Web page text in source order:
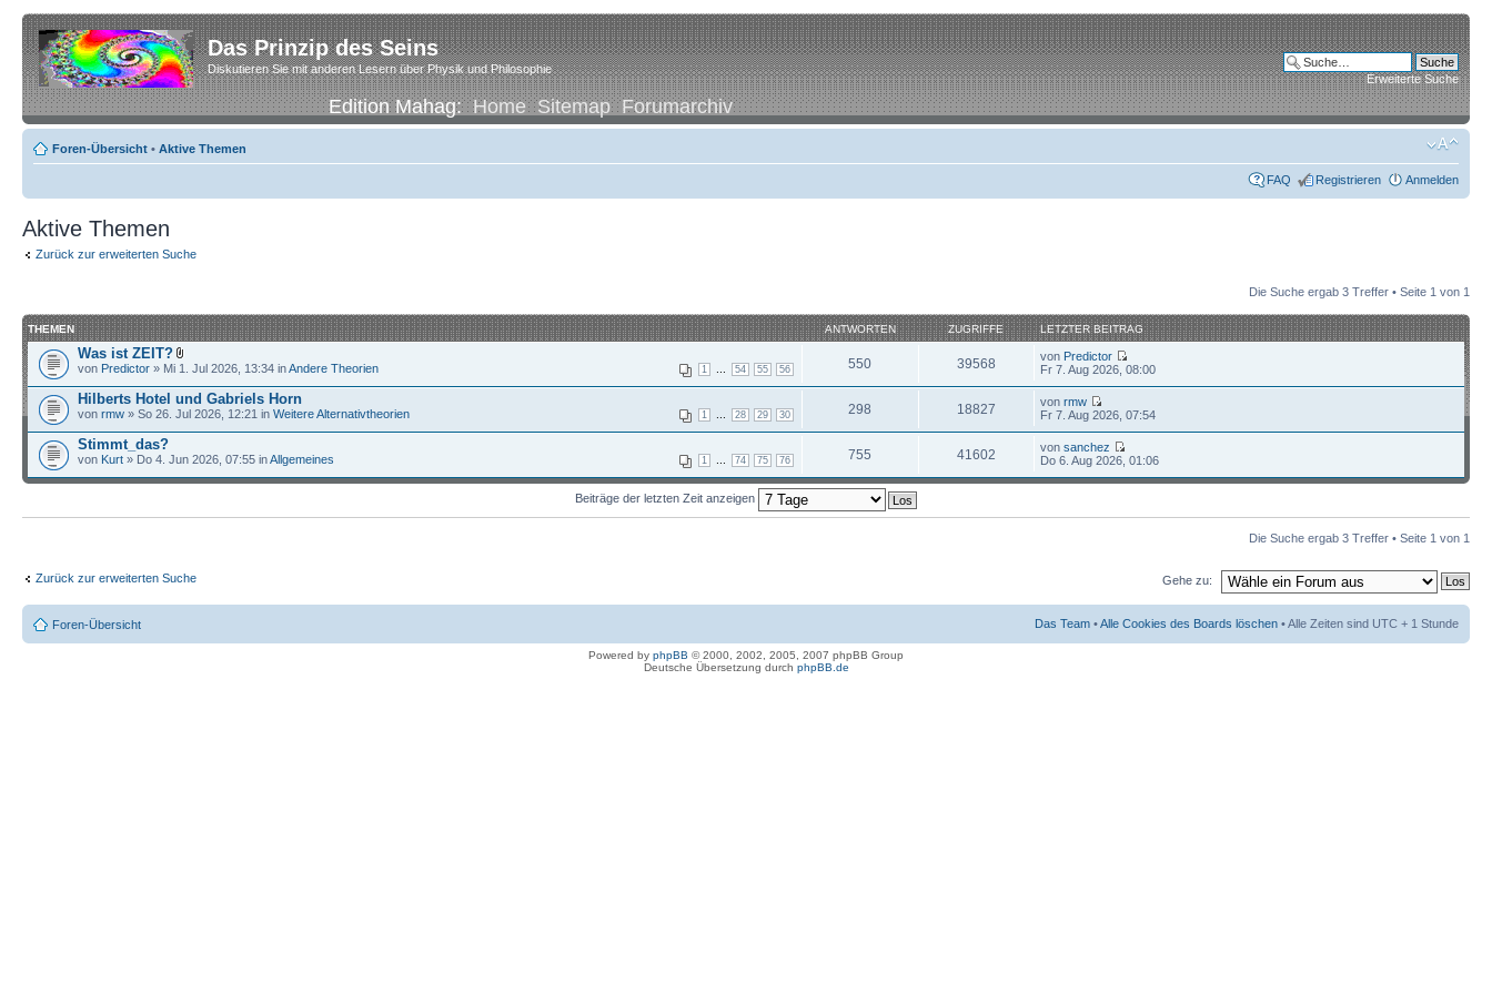
Das Prinzip des Seins
Diskutieren Sie mit anderen Lesern über Physik und Philosophie
Edition Mahag:Home Sitemap Forumarchiv
Erweiterte Suche
Foren-Übersicht • Aktive Themen
FAQ Registrieren Anmelden
Aktive Themen
Zurück zur erweiterten Suche
Die Suche ergab 3 Treffer • Seite 1 von 1
THEMEN ANTWORTEN ZUGRIFFE LETZTER BEITRAG
Was ist ZEIT?
1 54 55 56
von Predictor » Mi 1. Jul 2026, 13:34 inAndere Theorien 550 39568 von Predictor
Fr 7. Aug 2026, 08:00
Hilberts Hotel und Gabriels Horn
1 28 29 30
von rmw » So 26. Jul 2026, 12:21 in Weitere Alternativtheorien 298 18827 vonrmw
Fr 7. Aug 2026, 07:54
Stimmt_das?
1 74 75 76
von Kurt » Do 4. Jun 2026, 07:55 inAllgemeines 755 41602 vonsanchez
Do 6. Aug 2026, 01:06
Beiträge der letzten Zeit anzeigen
Die Suche ergab 3 Treffer • Seite 1 von 1
Zurück zur erweiterten Suche Gehe zu:
Foren-Übersicht Das Team •Alle Cookies des Boards löschen • Alle Zeiten sind UTC + 1 Stunde
Powered by phpBB © 2000, 2002, 2005, 2007 phpBB Group
Deutsche Übersetzung durch phpBB.de